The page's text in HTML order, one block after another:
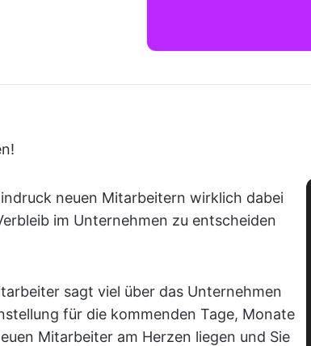
neuen Mitarbeitern wirklich dabei
im Unternehmen zu entscheiden
sagt viel über das Unternehmen
für die kommenden Tage, Monate
Mitarbeiter am Herzen liegen und Sie